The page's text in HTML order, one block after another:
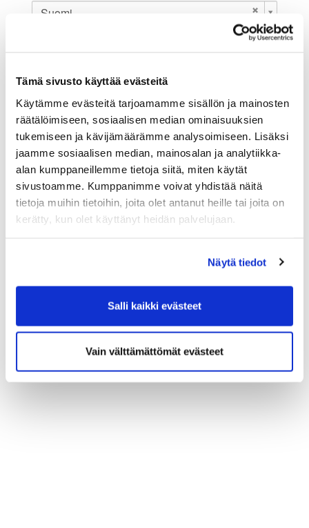
Tämä sivusto käyttää evästeitä
Käytämme evästeitä tarjoamamme sisällön ja mainosten
räätälöimiseen, sosiaalisen median ominaisuuksien
tukemiseen ja kävijämäärämme analysoimiseen. Lisäksi
jaamme sosiaalisen median, mainosalan ja analytiikka-
alan kumppaneillemme tietoja siitä, miten käytät
sivustoamme. Kumppanimme voivat yhdistää näitä
tietoja muihin tietoihin, joita olet antanut heille tai joita on
kerätty, kun olet käyttänyt heidän palvelujaan.
Näytä tiedot
Salli kaikki evästeet
Vain välttämättömät evästeet
Suomi
Rekisteröidy
uutiskirjeen
Olen lukenut tietosuojaselosteen ja
hyväksyn henkilötietojeni käsittelyn (*)
(*) Tieto on pakollinen